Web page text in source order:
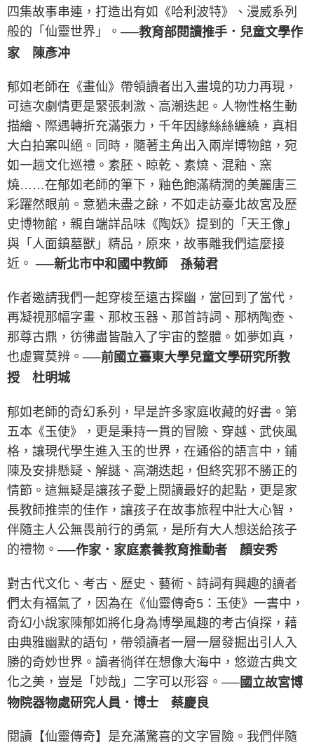
四集故事串連，打造出有如《哈利波特》、漫威系列
般的「仙靈世界」。 ──教育部閱讀推手．兒童文學作
家 陳彥冲
郁如老師在《畫仙》帶領讀者出入畫境的功力再現，
可這次劇情更是緊張刺激、高潮迭起。人物性格生動
描繪、際遇轉折充滿張力，千年因緣絲絲纏繞，真相
大白拍案叫絕。同時，隨著主角出入兩岸博物館，宛
如一趟文化巡禮。素胚、晾乾、素燒、混釉、窯
燒……在郁如老師的筆下，釉色飽滿精潤的美麗唐三
彩躍然眼前。意猶未盡之餘，不如走訪臺北故宮及歷
史博物館，親自端詳品味《陶妖》提到的「天王像」
與「人面鎮墓獸」精品，原來，故事離我們這麼接
近。 ──新北市中和國中教師 孫菊君
作者邀請我們一起穿梭至遠古探幽，當回到了當代，
再凝視那幅字畫、那枚玉器、那首詩詞、那柄陶壺、
那尊古鼎，彷彿盡皆融入了宇宙的整體。如夢如真，
也虛實莫辨。 ──前國立臺東大學兒童文學研究所教
授 杜明城
郁如老師的奇幻系列，早是許多家庭收藏的好書。第
五本《玉使》，更是秉持一貫的冒險、穿越、武俠風
格，讓現代學生進入玉的世界，在通俗的語言中，鋪
陳及安排懸疑、解謎、高潮迭起，但終究邪不勝正的
情節。這無疑是讓孩子愛上閱讀最好的起點，更是家
長教師推崇的佳作，讓孩子在故事旅程中壯大心智，
伴隨主人公無畏前行的勇氣，是所有大人想送給孩子
的禮物。 ──作家．家庭素養教育推動者 顏安秀
對古代文化、考古、歷史、藝術、詩詞有興趣的讀者
們太有福氣了，因為在《仙靈傳奇5：玉使》一書中，
奇幻小說家陳郁如將化身為博學風趣的考古偵探，藉
由典雅幽默的語句，帶領讀者一層一層發掘出引人入
勝的奇妙世界。讀者徜徉在想像大海中，悠遊古典文
化之美，豈是「妙哉」二字可以形容。 ──國立故宮博
物院器物處研究人員．博士 蔡慶良
閱讀【仙靈傳奇】是充滿驚喜的文字冒險。我們伴隨